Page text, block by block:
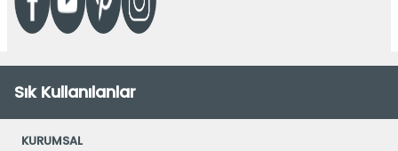
Sık Kullanılanlar
KURUMSAL